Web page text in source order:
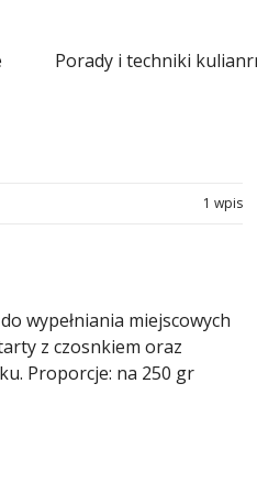
Porady i techniki
1 wpis
wypełniania miejscowych
z czosnkiem oraz
Proporcje: na 250 gr